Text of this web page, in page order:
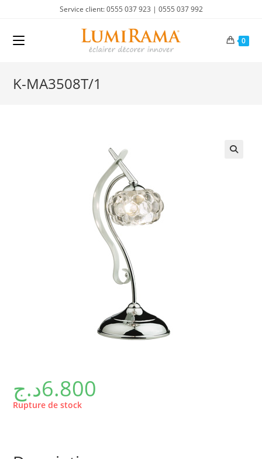
content
Service client: 0555 037 923 | 0555 037 992
0
K-MA3508T/1
6.800د.ج
Rupture de stock